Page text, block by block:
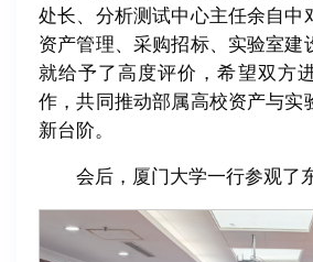
处长、分析测试中心主任余自中
资产管理、采购招标、实验室建
就给予了高度评价，希望双方
作，共同推动部属高校资产与实
新台阶。
会后，厦门大学一行参观了